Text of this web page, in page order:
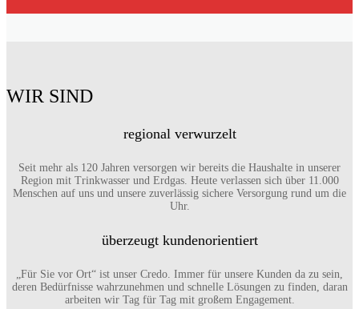
WIR SIND
regional verwurzelt
Seit mehr als 120 Jahren versorgen wir bereits die Haushalte in unserer
Region mit Trinkwasser und Erdgas. Heute verlassen sich über 11.000
Menschen auf uns und unsere zuverlässig sichere Versorgung rund um die
Uhr.
überzeugt kundenorientiert
„Für Sie vor Ort“ ist unser Credo. Immer für unsere Kunden da zu sein,
deren Bedürfnisse wahrzunehmen und schnelle Lösungen zu finden, daran
arbeiten wir Tag für Tag mit großem Engagement.